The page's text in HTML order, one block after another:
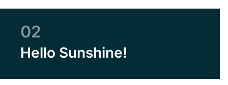
02
Hello Sunshine!